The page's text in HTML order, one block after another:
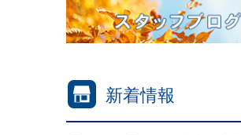
新着情報